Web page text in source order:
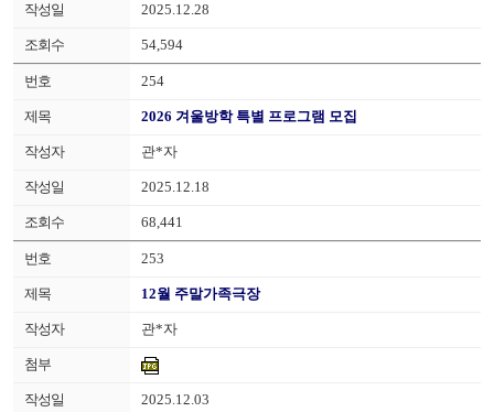
2025.12.28
54,594
254
2026 겨울방학 특별 프로그램 모집
관*자
2025.12.18
68,441
253
12월 주말가족극장
관*자
2025.12.03